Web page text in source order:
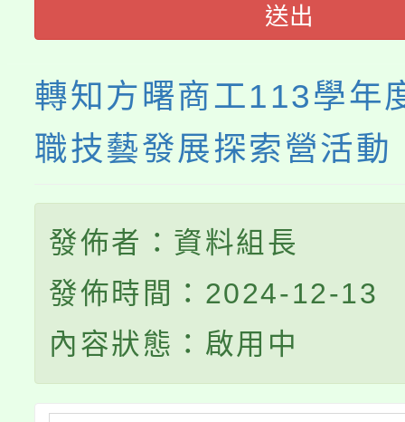
送出
轉知方曙商工113學年
職技藝發展探索營活動
發佈者：資料組長
發佈時間：2024-12-13
內容狀態：啟用中